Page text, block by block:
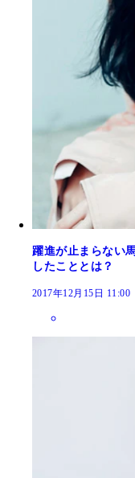
躍進が止まらない
したこととは？
2017年12月15日 11:00